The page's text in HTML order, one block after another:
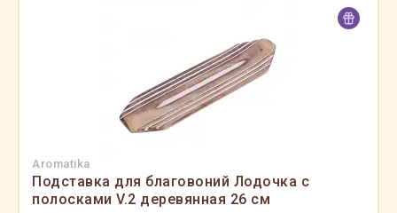
Aromatika
Подставка для благовоний Лодочка с
полосками V.2 деревянная 26 см